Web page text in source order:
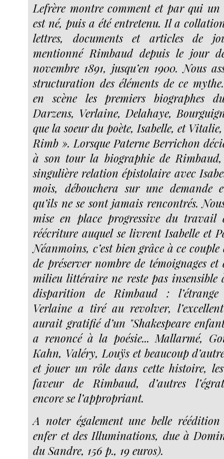
Lefrère montre comment et par qui un
est né, puis a été entretenu. Il a
lettres, documents et articles de
mentionné Rimbaud depuis le jour
novembre 1891, jusqu’en 1900. Nous
structuration des éléments de ce
en scène les premiers biographes
Darzens, Verlaine, Delahaye,
que la soeur du poète, Isabelle, et
Rimb ». Lorsque Paterne Berrichon
à son tour la biographie de
singulière relation épistolaire avec
mois, débouchera sur une demande
qu’ils ne se sont jamais rencontrés.
mise en place progressive du travail
réécriture auquel se livrent Isabelle et
Néanmoins, c’est bien grâce à ce couple
de préserver nombre de témoignages et
milieu littéraire ne reste pas insensible
disparition de Rimbaud :
Verlaine a tiré au revolver,
aurait gratifié d’un "Shakespeare
a renoncé à la poésie... Mallarmé,
Kahn, Valéry, Louÿs et beaucoup
et jouer un rôle dans cette histoire,
faveur de Rimbaud, d’autres
encore se l’appropriant.
A noter également une belle réédition
enfer et des Illuminations, due à
du Sandre, 156 p., 19 euros).